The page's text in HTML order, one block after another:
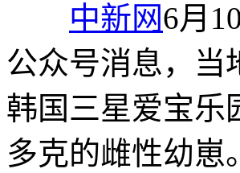
中新网6月
公众号消息，当
韩国三星爱宝乐
多克的雌性幼崽